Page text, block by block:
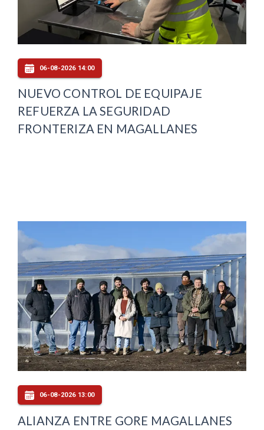
06-08-2026 14:00
NUEVO CONTROL DE EQUIPAJE
REFUERZA LA SEGURIDAD
FRONTERIZA EN MAGALLANES
06-08-2026 13:00
ALIANZA ENTRE GORE MAGALLANES